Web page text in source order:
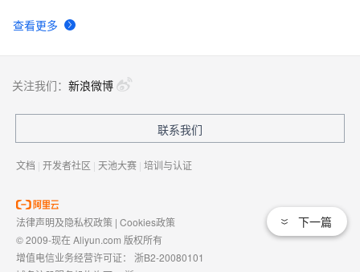
查看更多
下一篇
关注我们： 新浪微博
联系我们
文档 | 开发者社区 | 天池大赛 | 培训与认证
法律声明及隐私权政策 | Cookies政策
© 2009-现在 Aliyun.com 版权所有
增值电信业务经营许可证： 浙B2-20080101